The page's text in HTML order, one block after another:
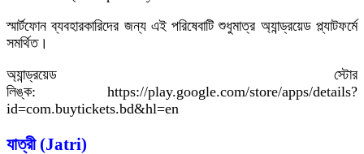
স্মার্টফোন ব্যবহারকারিদের জন্য এই পরিষেবাটি শুধুমাত্র অ্যান্ড্রয়েড প্ল্যাটফর্মে
সমর্থিত।
অ্যান্ড্রয়েড স্টোর
লিঙ্ক: https://play.google.com/store/apps/details?
id=com.buytickets.bd&hl=en
যাত্রী (Jatri)